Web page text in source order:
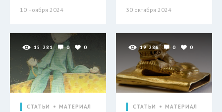
10 ноября 2024 30 октября 2024
15 281 0 0
СТАТЬИ МАТЕРИАЛ
19 286 0 0
СТАТЬИ МАТЕРИАЛ